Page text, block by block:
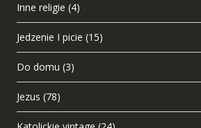
Inne religie (4)
Jedzenie I picie (15)
Do domu (3)
Jezus (78)